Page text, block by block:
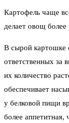
Картофель чаще
делает овощ
В сырой картошке
ответственных за
их количество
обеспечивает
у белковой пищи
более